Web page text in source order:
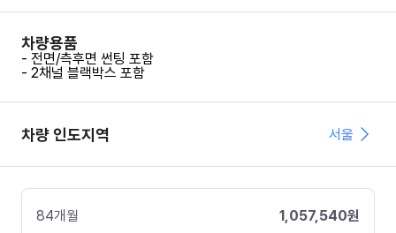
차량용품
- 전면/측후면 썬팅 포함
- 2채널 블랙박스 포함
차량 인도지역 서울
84개월 1,057,540원